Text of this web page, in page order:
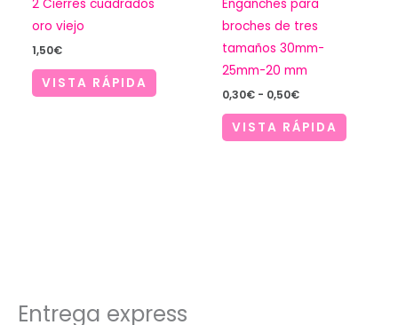
2 Cierres cuadrados
oro viejo
1,50€
VISTA RÁPIDA
Enganches para
broches de tres
tamaños 30mm-
25mm-20 mm
0,30€ - 0,50€Rango
precios:
desde
VISTA RÁPIDA
Entrega express